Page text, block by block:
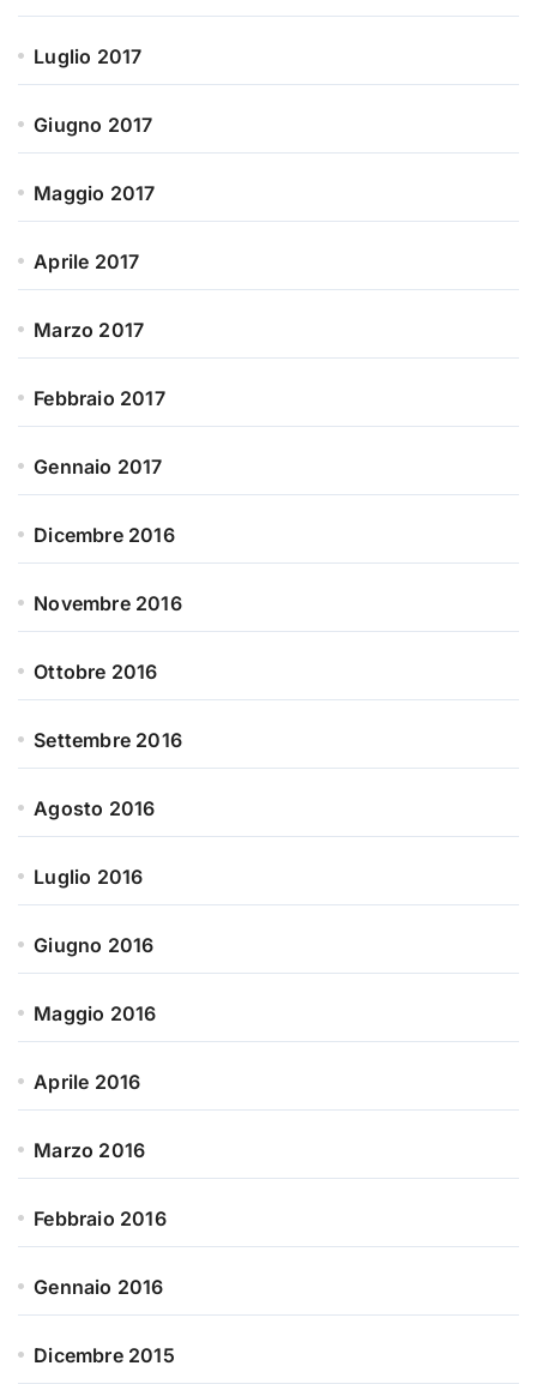
Luglio 2017
Giugno 2017
Maggio 2017
Aprile 2017
Marzo 2017
Febbraio 2017
Gennaio 2017
Dicembre 2016
Novembre 2016
Ottobre 2016
Settembre 2016
Agosto 2016
Luglio 2016
Giugno 2016
Maggio 2016
Aprile 2016
Marzo 2016
Febbraio 2016
Gennaio 2016
Dicembre 2015